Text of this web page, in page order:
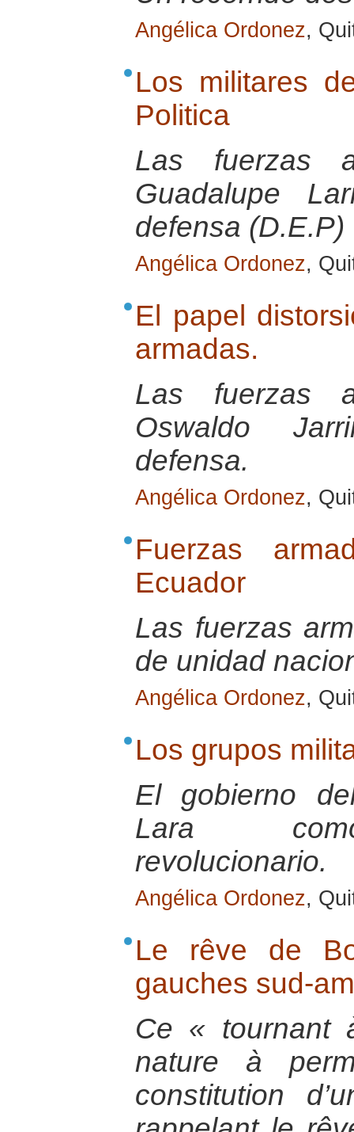
Angélica Ordonez,
Los militares
Politica
Las fuerzas
Guadalupe
defensa (D.E.P)
Angélica Ordonez,
El papel
armadas.
Las fuerzas
Oswaldo
defensa.
Angélica Ordonez,
Fuerzas
Ecuador
Las fuerzas
de unidad
Angélica Ordonez,
Los grupos
El gobierno
Lara
revolucionario.
Angélica Ordonez,
Le rêve de
gauches sud-
Ce « tournant
nature à
constitution